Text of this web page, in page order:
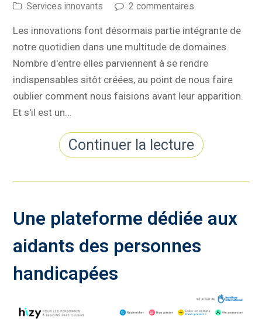
Services innovants
2 commentaires
Les innovations font désormais partie intégrante de
notre quotidien dans une multitude de domaines.
Nombre d'entre elles parviennent à se rendre
indispensables sitôt créées, au point de nous faire
oublier comment nous faisions avant leur apparition.
Et s'il est un…
Continuer la lecture
Une plateforme dédiée aux
aidants des personnes
handicapées